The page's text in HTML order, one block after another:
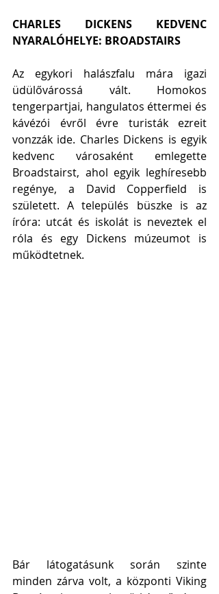
CHARLES DICKENS KEDVENC
NYARALÓHELYE: BROADSTAIRS
Az egykori halászfalu mára igazi
üdülővárossá vált. Homokos
tengerpartjai, hangulatos éttermei és
kávézói évről évre turisták ezreit
vonzzák ide. Charles Dickens is egyik
kedvenc városaként emlegette
Broadstairst, ahol egyik leghíresebb
regénye, a David Copperfield is
született. A település büszke is az
íróra: utcát és iskolát is neveztek el
róla és egy Dickens múzeumot is
működtetnek.
Bár látogatásunk során szinte
minden zárva volt, a központi Viking